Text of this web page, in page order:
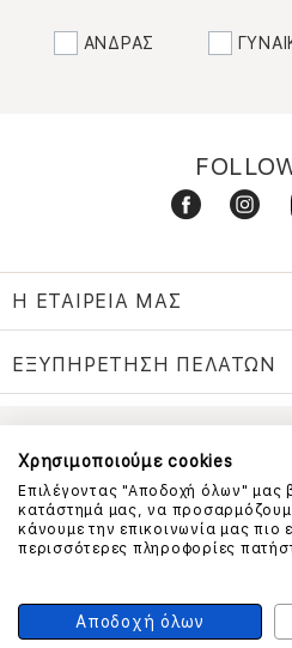
ΑΝΔΡΑΣ
Η ΕΤΑΙΡΕΙΑ ΜΑΣ
ΕΞΥΠΗΡΕΤΗΣΗ ΠΕΛΑΤΩΝ
210 999
(Χρεώση μια αστική
ΑΣΦΑΛΕΙΑ
Χρησιμοποιούμε cookies
Επιλέγοντας "Αποδοχή όλων" μας
κατάστημά μας, να
κάνουμε την επικοινωνία μας πιο
περισσότερες πληροφορίες
Αποδοχή όλων